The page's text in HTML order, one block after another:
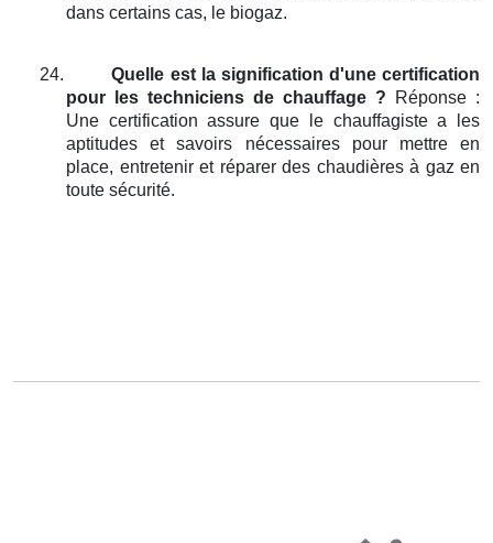
dans certains cas, le biogaz.
24.
Quelle est la signification d'une certification
pour les techniciens de chauffage ? Réponse :
Une certification assure que le chauffagiste a les
aptitudes et savoirs nécessaires pour mettre en
place, entretenir et réparer des chaudières à gaz en
toute sécurité.